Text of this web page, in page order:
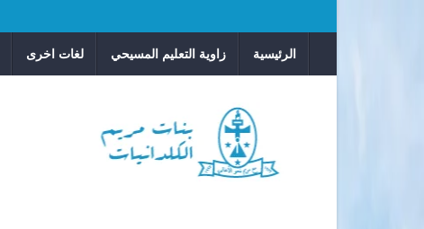
الرئيسية زاوية التعليم المسيحي لغات اخرى